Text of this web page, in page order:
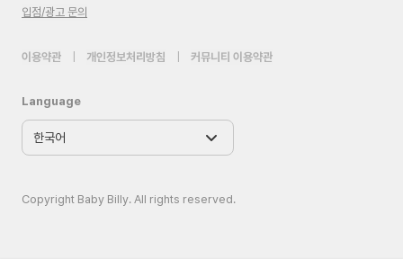
입점/광고 문의
이용약관 개인정보처리방침 커뮤니티 이용약관
Language
Copyright Baby Billy. All rights reserved.